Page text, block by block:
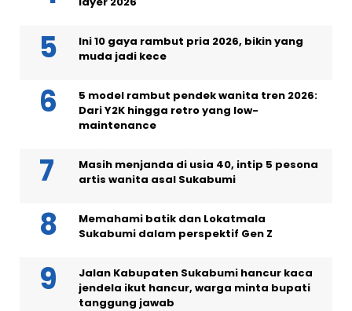
Ini 10 gaya rambut pria 2026, bikin yang
muda jadi kece
5 model rambut pendek wanita tren 2026:
Dari Y2K hingga retro yang low-
maintenance
Masih menjanda di usia 40, intip 5 pesona
artis wanita asal Sukabumi
Memahami batik dan Lokatmala
Sukabumi dalam perspektif Gen Z
Jalan Kabupaten Sukabumi hancur kaca
jendela ikut hancur, warga minta bupati
tanggung jawab